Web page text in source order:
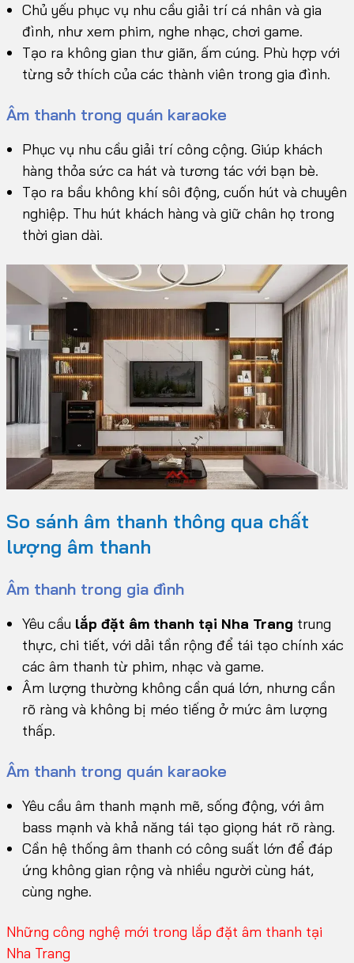
Chủ yếu phục vụ nhu cầu giải trí cá nhân và gia
đình, như xem phim, nghe nhạc, chơi game.
Tạo ra không gian thư giãn, ấm cúng. Phù hợp với
từng sở thích của các thành viên trong gia đình.
Âm thanh trong quán karaoke
Phục vụ nhu cầu giải trí công cộng. Giúp khách
hàng thỏa sức ca hát và tương tác với bạn bè.
Tạo ra bầu không khí sôi động, cuốn hút và chuyên
nghiệp. Thu hút khách hàng và giữ chân họ trong
thời gian dài.
So sánh âm thanh thông qua chất
lượng âm thanh
Âm thanh trong gia đình
Yêu cầu lắp đặt âm thanh tại Nha Trang trung
thực, chi tiết, với dải tần rộng để tái tạo chính xác
các âm thanh từ phim, nhạc và game.
Âm lượng thường không cần quá lớn, nhưng cần
rõ ràng và không bị méo tiếng ở mức âm lượng
thấp.
Âm thanh trong quán karaoke
Yêu cầu âm thanh mạnh mẽ, sống động, với âm
bass mạnh và khả năng tái tạo giọng hát rõ ràng.
Cần hệ thống âm thanh có công suất lớn để đáp
ứng không gian rộng và nhiều người cùng hát,
cùng nghe.
Những công nghệ mới trong lắp đặt âm thanh tại
Nha Trang